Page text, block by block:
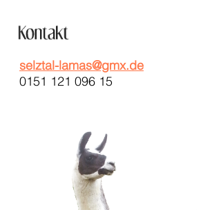
selztal-lamas@gmx.de
0151 121 096 15